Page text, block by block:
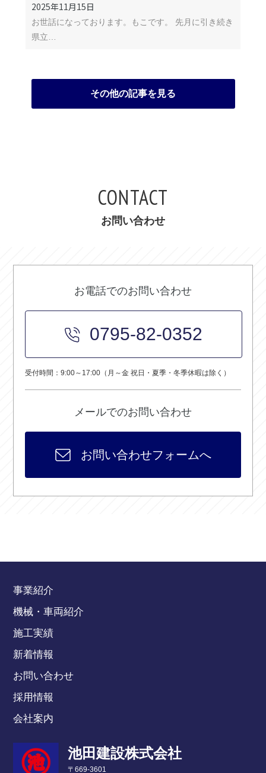
2025年11月15日
お世話になっております。もこです。 先月に引き続き
県立…
その他の記事を見る
CONTACT
お問い合わせ
お電話でのお問い合わせ
0795-82-0352
受付時間：9:00～17:00（月～金 祝日・夏季・冬季休暇は除く）
メールでのお問い合わせ
お問い合わせフォームへ
池田建設株式会社
〒669-3601
事業紹介
機械・車両紹介
施工実績
新着情報
お問い合わせ
採用情報
会社案内